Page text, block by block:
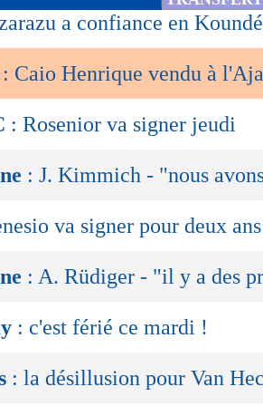
a confiance en Koundé
: Caio Henrique vendu à
: Rosenior va signer jeudi
: J. Kimmich - "nous
va signer pour deux ans
: A. Rüdiger - "il y a des
: c'est férié ce mardi !
: la désillusion pour Van